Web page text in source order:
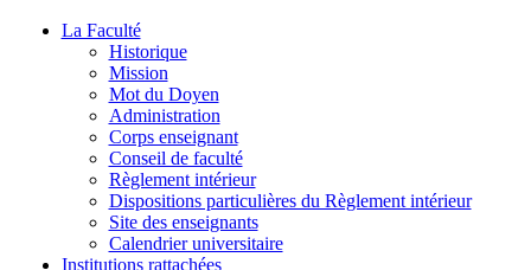
La Faculté
Historique
Mission
Mot du Doyen
Administration
Corps enseignant
Conseil de faculté
Règlement intérieur
Dispositions particulières du Règlement intérieur
Site des enseignants
Calendrier universitaire
Institutions rattachées